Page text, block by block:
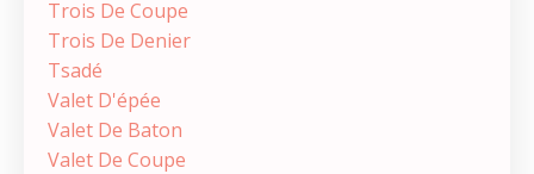
Trois De Coupe
Trois De Denier
Tsadé
Valet D'épée
Valet De Baton
Valet De Coupe